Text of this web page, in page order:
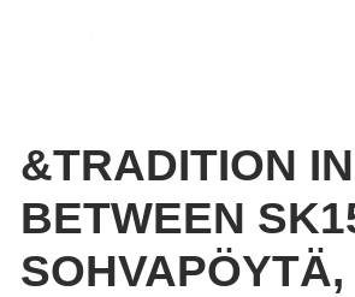
&TRADITION IN
BETWEEN